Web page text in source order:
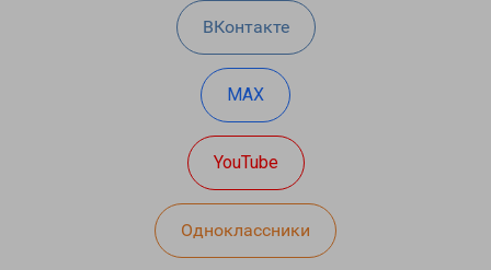
ВКонтакте
MAX
YouTube
Одноклассники